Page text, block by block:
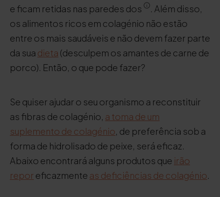
e ficam retidas nas paredes dos
. Além disso,
os alimentos ricos em colagénio não estão
entre os mais saudáveis e não devem fazer parte
da sua dieta (desculpem os amantes de carne de
porco). Então, o que pode fazer?
Se quiser ajudar o seu organismo a reconstituir
as fibras de colagénio, a toma de um
suplemento de colagénio, de preferência sob a
forma de hidrolisado de peixe, será eficaz.
Abaixo encontrará alguns produtos que irão
repor eficazmente as deficiências de colagénio.